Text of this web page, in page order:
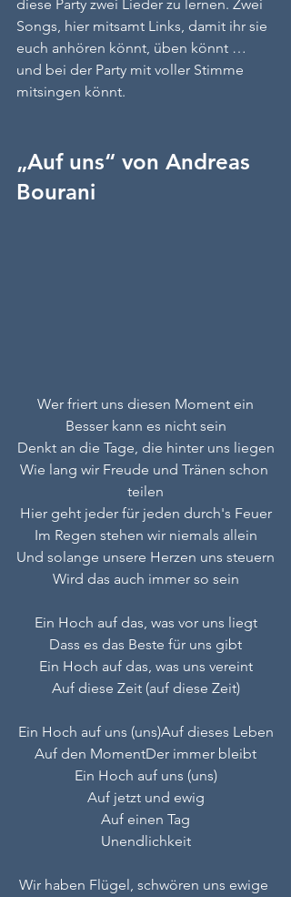
diese Party zwei Lieder zu lernen. Zwei
Songs, hier mitsamt Links, damit ihr sie
euch anhören könnt, üben könnt …
und bei der Party mit voller Stimme
mitsingen könnt.
„Auf uns“ von Andreas
Bourani
Wer friert uns diesen Moment ein
Besser kann es nicht sein
Denkt an die Tage, die hinter uns liegen
Wie lang wir Freude und Tränen schon
teilen
Hier geht jeder für jeden durch's Feuer
Im Regen stehen wir niemals allein
Und solange unsere Herzen uns steuern
Wird das auch immer so sein
Ein Hoch auf das, was vor uns liegt
Dass es das Beste für uns gibt
Ein Hoch auf das, was uns vereint
Auf diese Zeit (auf diese Zeit)
Ein Hoch auf uns (uns)Auf dieses Leben
Auf den MomentDer immer bleibt
Ein Hoch auf uns (uns)
Auf jetzt und ewig
Auf einen Tag
Unendlichkeit
Wir haben Flügel, schwören uns ewige